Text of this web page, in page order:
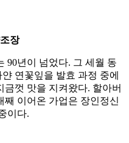
장
90년이 넘었다. 그 세월 동
연꽃잎을 발효 과정 중에
껏 맛을 지켜왔다. 할아버
째 이어온 가업은 장인정신
이다.